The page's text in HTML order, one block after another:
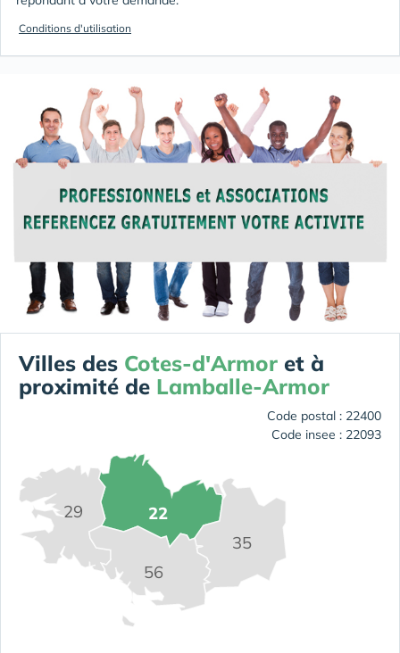
Conditions d'utilisation
Villes des Cotes-d'Armor et à
proximité de Lamballe-Armor
Code postal : 22400
Code insee : 22093
22
29
35
56